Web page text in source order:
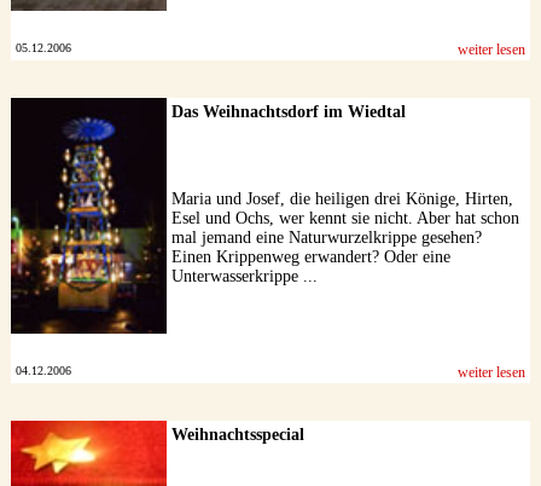
05.12.2006 weiter lesen
Das Weihnachtsdorf im Wiedtal
Maria und Josef, die heiligen drei Könige, Hirten,
Esel und Ochs, wer kennt sie nicht. Aber hat schon
mal jemand eine Naturwurzelkrippe gesehen?
Einen Krippenweg erwandert? Oder eine
Unterwasserkrippe ...
04.12.2006 weiter lesen
Weihnachtsspecial